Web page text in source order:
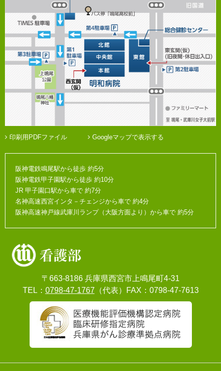
印刷用PDFファイル Googleマップで表示する
阪神電鉄鳴尾駅から徒歩 約5分
阪神電鉄甲子園駅から徒歩 約10分
JR 甲子園口駅から車で 約7分
名神高速西宮インタ－チェンジから車で 約4分
阪神高速神戸線武庫川ランプ（大阪方面より）から車で 約5分
〒663-8186 兵庫県西宮市上鳴尾町4-31
TEL： 0798-47-1767 （代表）FAX：0798-47-7613